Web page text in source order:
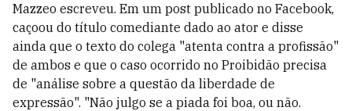
Mazzeo escreveu. Em um post publicado no Facebook,
caçoou do título comediante dado ao ator e disse
ainda que o texto do colega "atenta contra a profissão"
de ambos e que o caso ocorrido no Proibidão precisa
de "análise sobre a questão da liberdade de
expressão". "Não julgo se a piada foi boa, ou não.